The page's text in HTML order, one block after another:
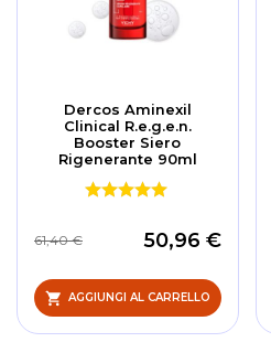
Dercos Aminexil
Clinical R.e.g.e.n.
Booster Siero
Rigenerante 90ml
50,96 €
61,40 €
AGGIUNGI AL CARRELLO